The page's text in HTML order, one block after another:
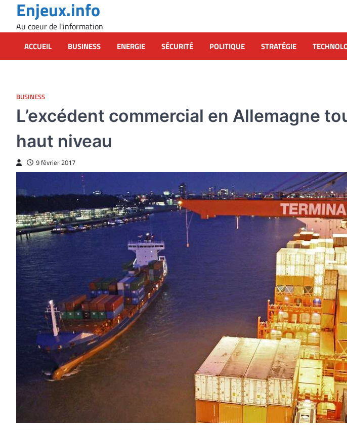
content
Enjeux.info
Au coeur de l'information
ACCUEIL BUSINESS ENERGIE SÉCURITÉ POLITIQUE STRATÉGIE
BUSINESS
L’excédent commercial en Allemagne
haut niveau
9 février 2017